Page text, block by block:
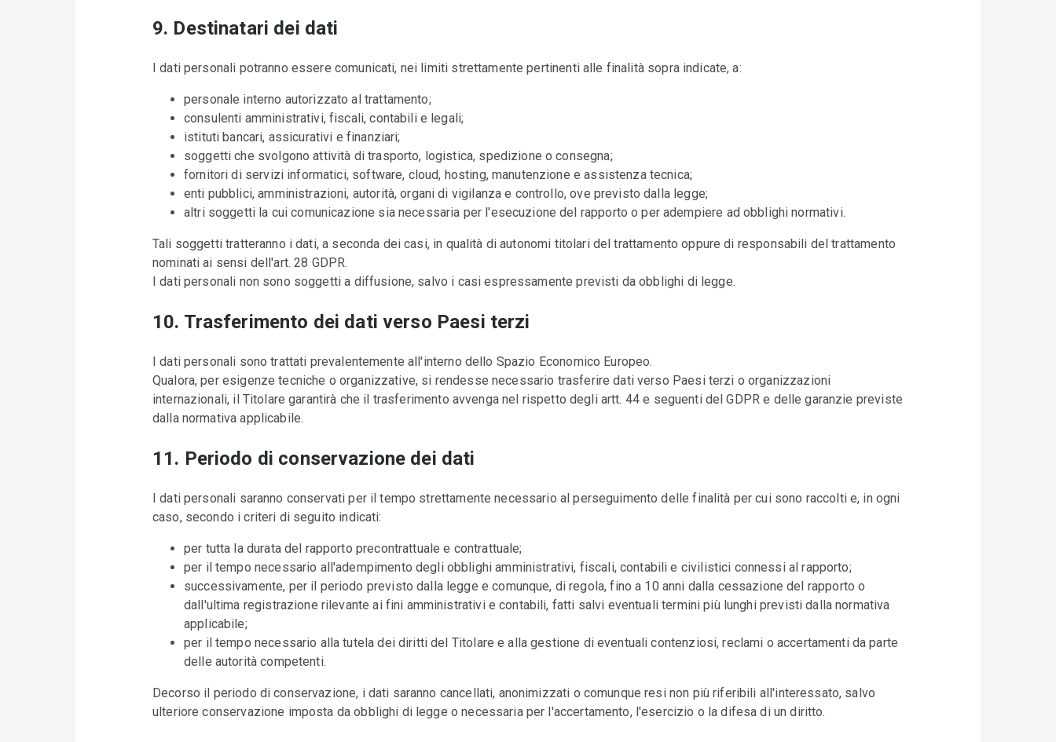
9. Destinatari dei dati
I dati personali potranno essere comunicati, nei limiti strettamente pertinenti alle finalità sopra indicate, a:
personale interno autorizzato al trattamento;
consulenti amministrativi, fiscali, contabili e legali;
istituti bancari, assicurativi e finanziari;
soggetti che svolgono attività di trasporto, logistica, spedizione o consegna;
fornitori di servizi informatici, software, cloud, hosting, manutenzione e assistenza tecnica;
enti pubblici, amministrazioni, autorità, organi di vigilanza e controllo, ove previsto dalla legge;
altri soggetti la cui comunicazione sia necessaria per l'esecuzione del rapporto o per adempiere ad obblighi normativi.
Tali soggetti tratteranno i dati, a seconda dei casi, in qualità di autonomi titolari del trattamento oppure di responsabili del trattamento
nominati ai sensi dell'art. 28 GDPR.
I dati personali non sono soggetti a diffusione, salvo i casi espressamente previsti da obblighi di legge.
10. Trasferimento dei dati verso Paesi terzi
I dati personali sono trattati prevalentemente all'interno dello Spazio Economico Europeo.
Qualora, per esigenze tecniche o organizzative, si rendesse necessario trasferire dati verso Paesi terzi o organizzazioni
internazionali, il Titolare garantirà che il trasferimento avvenga nel rispetto degli artt. 44 e seguenti del GDPR e delle garanzie previste
dalla normativa applicabile.
11. Periodo di conservazione dei dati
I dati personali saranno conservati per il tempo strettamente necessario al perseguimento delle finalità per cui sono raccolti e, in ogni
caso, secondo i criteri di seguito indicati:
per tutta la durata del rapporto precontrattuale e contrattuale;
per il tempo necessario all'adempimento degli obblighi amministrativi, fiscali, contabili e civilistici connessi al rapporto;
successivamente, per il periodo previsto dalla legge e comunque, di regola, fino a 10 anni dalla cessazione del rapporto o
dall'ultima registrazione rilevante ai fini amministrativi e contabili, fatti salvi eventuali termini più lunghi previsti dalla normativa
applicabile;
per il tempo necessario alla tutela dei diritti del Titolare e alla gestione di eventuali contenziosi, reclami o accertamenti da parte
delle autorità competenti.
Decorso il periodo di conservazione, i dati saranno cancellati, anonimizzati o comunque resi non più riferibili all'interessato, salvo
ulteriore conservazione imposta da obblighi di legge o necessaria per l'accertamento, l'esercizio o la difesa di un diritto.